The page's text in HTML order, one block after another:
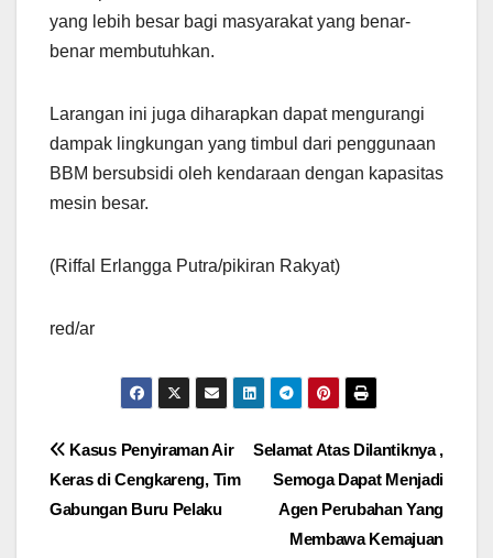
yang lebih besar bagi masyarakat yang benar-
benar membutuhkan.
Larangan ini juga diharapkan dapat mengurangi
dampak lingkungan yang timbul dari penggunaan
BBM bersubsidi oleh kendaraan dengan kapasitas
mesin besar.
(Riffal Erlangga Putra/pikiran Rakyat)
red/ar
Navigasi
pos
Selamat Atas Dilantiknya ,
Semoga Dapat Menjadi
Agen Perubahan Yang
Membawa Kemajuan
Kasus Penyiraman Air
Keras di Cengkareng, Tim
Gabungan Buru Pelaku